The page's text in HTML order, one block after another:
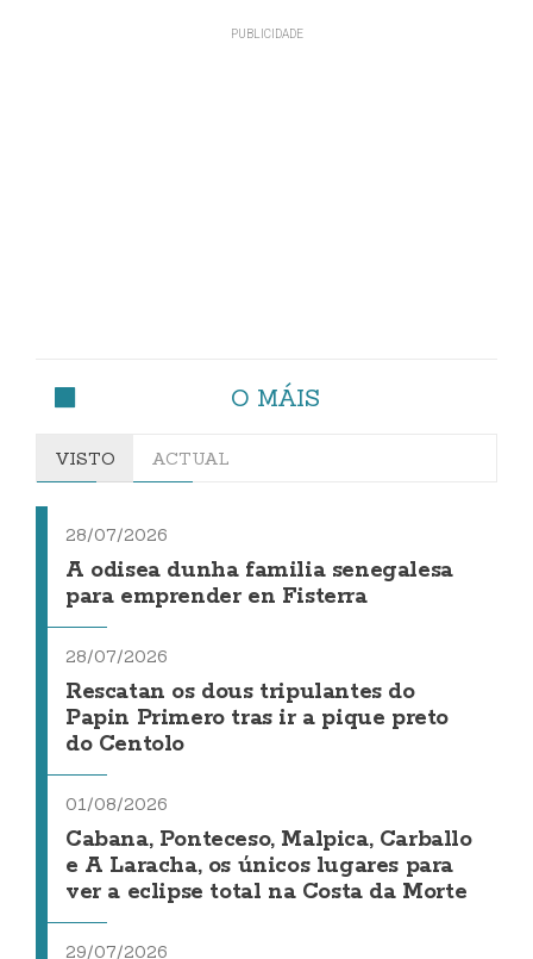
O MÁIS
VISTO ACTUAL
28/07/2026
A odisea dunha familia senegalesa
para emprender en Fisterra
28/07/2026
Rescatan os dous tripulantes do
Papin Primero tras ir a pique preto
do Centolo
01/08/2026
Cabana, Ponteceso, Malpica, Carballo
e A Laracha, os únicos lugares para
ver a eclipse total na Costa da Morte
29/07/2026